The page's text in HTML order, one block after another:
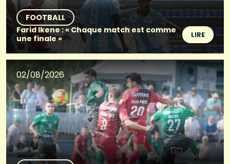
FOOTBALL
Farid Ikene : « Chaque match est comme
une finale »
LIRE
02/08/2026